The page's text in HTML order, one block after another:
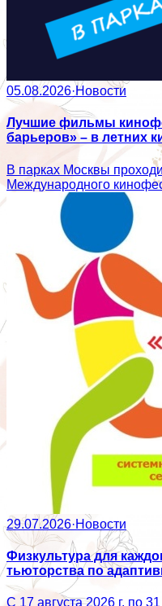
05.08.2026·Новости
Лучшие фильмы
барьеров» – в летних
В парках Москвы
Международного
29.07.2026·Новости
Физкультура для
тьюторства по
С 17 августа 2026 г. по